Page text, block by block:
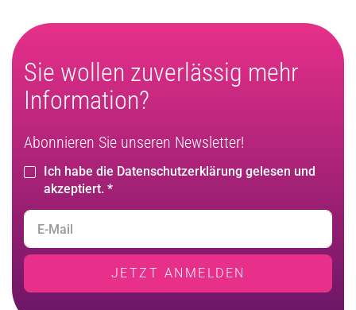
Sie wollen zuverlässig mehr
Information?
Abonnieren Sie unseren Newsletter!
Ich habe die Datenschutzerklärung gelesen und
akzeptiert. *